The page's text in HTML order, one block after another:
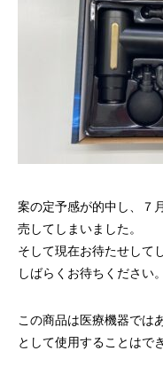
案の定予感が的中し、７
売してしまいました。
そして現在お待たせして
しばらくお待ちください
この商品は医療機器では
として使用することはで